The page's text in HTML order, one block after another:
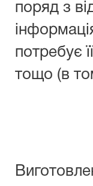
поряд з
потребує
тощо (в